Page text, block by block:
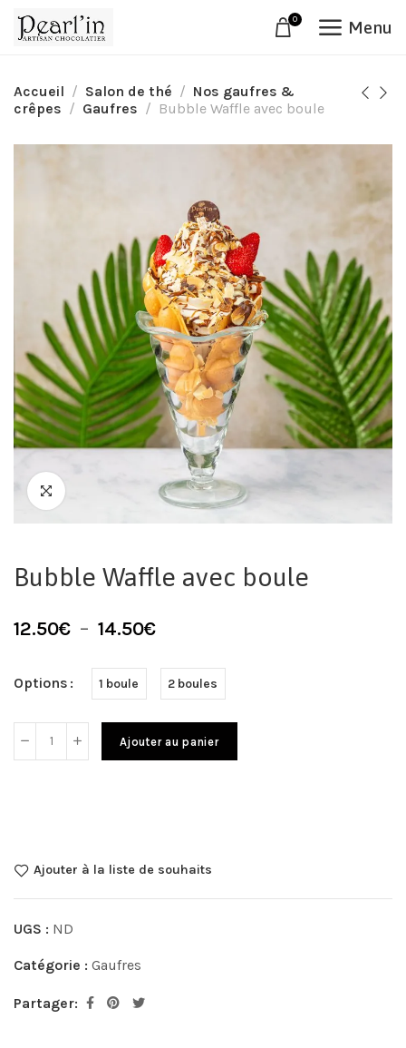
0 Menu
Accueil Salon de thé
Nos gaufres &
crêpes
Gaufres Bubble Waffle avec boule
Bubble Waffle avec boule
12.50€ – 14.50€
Options 1 boule 2 boules
Ajouter au panier
Ajouter à la liste de souhaits
UGS : ND
Catégorie : Gaufres
Partager: